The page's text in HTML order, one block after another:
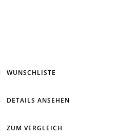
WUNSCHLISTE
DETAILS ANSEHEN
ZUM VERGLEICH